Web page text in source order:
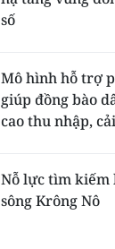
số
Mô hình hỗ trợ
giúp đồng bào
cao thu nhập,
Nỗ lực tìm kiếm
sông Krông Nô